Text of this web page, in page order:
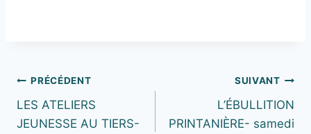
PRÉCÉDENT
LES ATELIERS
JEUNESSE AU TIERS-
SUIVANT
L’ÉBULLITION
PRINTANIÈRE- samedi